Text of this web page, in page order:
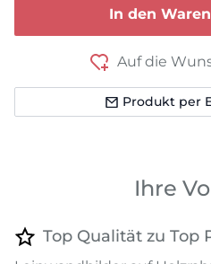
In den
Auf die
Produkt per
Ihre
Top Qualität zu Top